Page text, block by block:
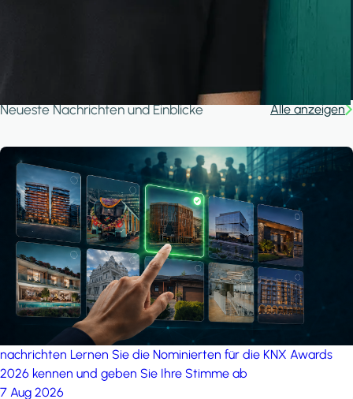
Neueste Nachrichten und Einblicke Alle anzeigen
nachrichten Lernen Sie die Nominierten für die KNX Awards
2026 kennen und geben Sie Ihre Stimme ab
7 Aug 2026